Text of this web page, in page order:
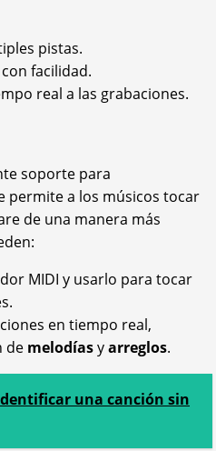
pistas.
facilidad.
real a las grabaciones.
soporte para
permite a los músicos tocar
de una manera más
MIDI y usarlo para tocar
en tiempo real,
de melodíasyarreglos.
una canción sin